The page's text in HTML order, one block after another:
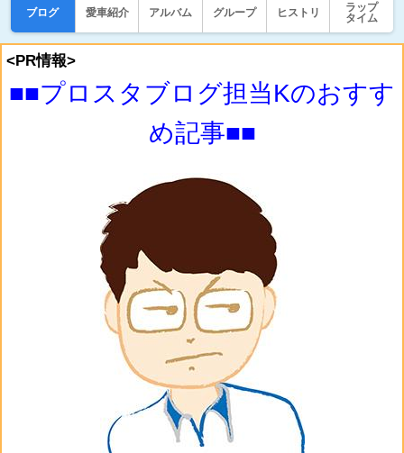
ブログ 愛車紹介 アルバム グループ ヒストリ
ラップ
タイム
<PR情報>
■■プロスタブログ担当Kのおすす
め記事■■